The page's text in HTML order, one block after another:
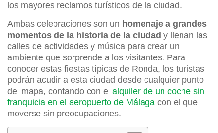
los mayores reclamos turísticos de la ciudad.
Ambas celebraciones son un homenaje a grandes
momentos de la historia de la ciudad y llenan las
calles de actividades y música para crear un
ambiente que sorprende a los visitantes. Para
conocer estas fiestas típicas de Ronda, los turistas
podrán acudir a esta ciudad desde cualquier punto
del mapa, contando con el alquiler de un coche sin
franquicia en el aeropuerto de Málaga con el que
moverse sin preocupaciones.